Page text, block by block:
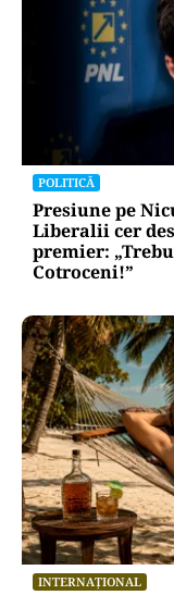
POLITICĂ
Presiune pe
Liberalii cer
premier:
Cotroceni!”
INTERNAȚIONAL